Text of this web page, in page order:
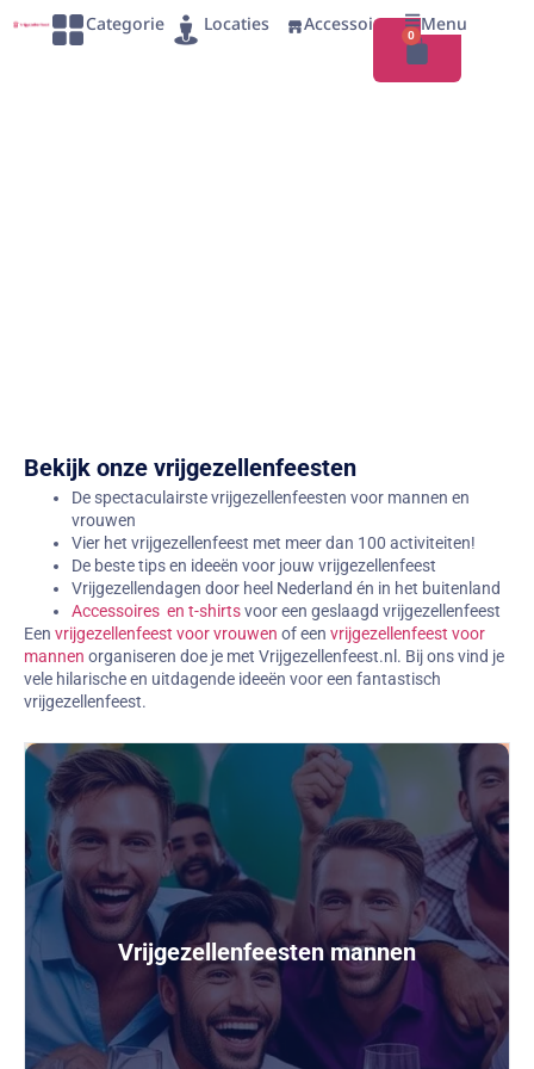
Categorie Locaties Accessoires
0
Menu
Bekijk onze vrijgezellenfeesten
De spectaculairste vrijgezellenfeesten voor mannen en
vrouwen
Vier het vrijgezellenfeest met meer dan 100 activiteiten!
De beste tips en ideeën voor jouw vrijgezellenfeest
Vrijgezellendagen door heel Nederland én in het buitenland
Accessoires en t-shirtsvoor een geslaagd vrijgezellenfeest
Een vrijgezellenfeest voor vrouwen of een vrijgezellenfeest voor
mannen organiseren doe je met Vrijgezellenfeest.nl. Bij ons vind je
vele hilarische en uitdagende ideeën voor een fantastisch
vrijgezellenfeest.
Vrijgezellenfeesten mannen